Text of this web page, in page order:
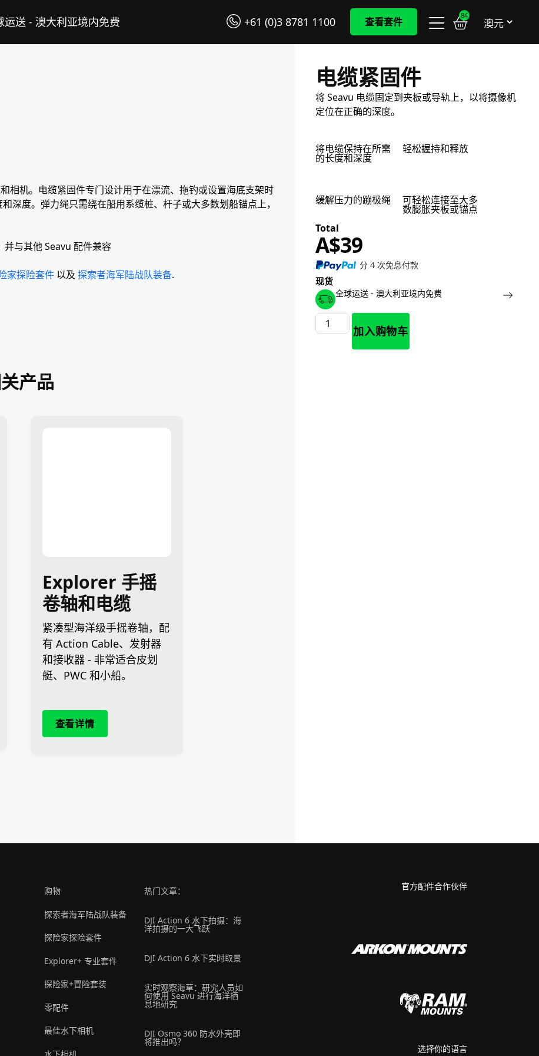
运送 - 澳大利亚境内免费 +61 (0)3 8781 1100 查看套件
84
相机。电缆紧固件专门设计用于在漂流、拖钓或设置海底支架时
深度。弹力绳只需绕在船用系缆桩、杆子或大多数划船锚点上，
与其他 Seavu 配件兼容
家探险套件 以及 探索者海军陆战队装备.
产品
Explorer 手摇
卷轴和电缆
紧凑型海洋级手摇卷轴，配
有 Action Cable、发射器
和接收器 - 非常适合皮划
艇、PWC 和小船。
查看详情
电缆紧固件
将 Seavu 电缆固定到夹板或导轨上，以将摄像机
定位在正确的深度。
将电缆保持在所需
的长度和深度
轻松握持和释放
缓解压力的蹦极绳 可轻松连接至大多
数膨胀夹板或锚点
A$39
分 4 次免息付款
现货
全球运送 - 澳大利亚境内免费
加入购物车
购物
探索者海军陆战队装备
探险家探险套件
Explorer+ 专业套件
探险家+冒险套装
零配件
最佳水下相机
水下相机
热门文章：
DJI Action 6 水下拍摄：海
洋拍摄的一大飞跃
DJI Action 6 水下实时取景
实时观察海草：研究人员如
何使用 Seavu 进行海洋栖
息地研究
DJI Osmo 360 防水外壳即
将推出吗？
官方配件合作伙伴
选择你的语言